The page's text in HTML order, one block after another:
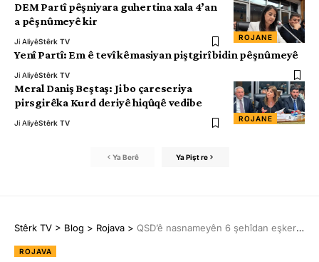
ROJANE
DEM Partî pêşniyara guhertina xala 4’an
a pêşnûmeyê kir
Ji AliyêStêrk TV
Yenî Partî: Em ê tevî kêmasiyan piştgirî bidin pêşnûmeyê
Ji AliyêStêrk TV
ROJANE
Meral Daniş Beştaş: Ji bo çareseriya
pirsgirêka Kurd deriyê hiqûqê vedibe
Ji AliyêStêrk TV
Ya Berê Ya Pişt re
Stêrk TV > Blog > Rojava > QSD’ê nasnameyên 6 şehîdan eşkere kir
ROJAVA